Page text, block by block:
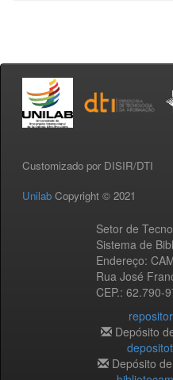
Customizado por DISIR/DTI
Unilab Copyright © 2021
Setor de
Sistema de
Endereço:
Rua José
CEP.: 62.790-
Depósito
Depósito